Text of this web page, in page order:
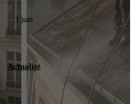
1 juin
Actualité